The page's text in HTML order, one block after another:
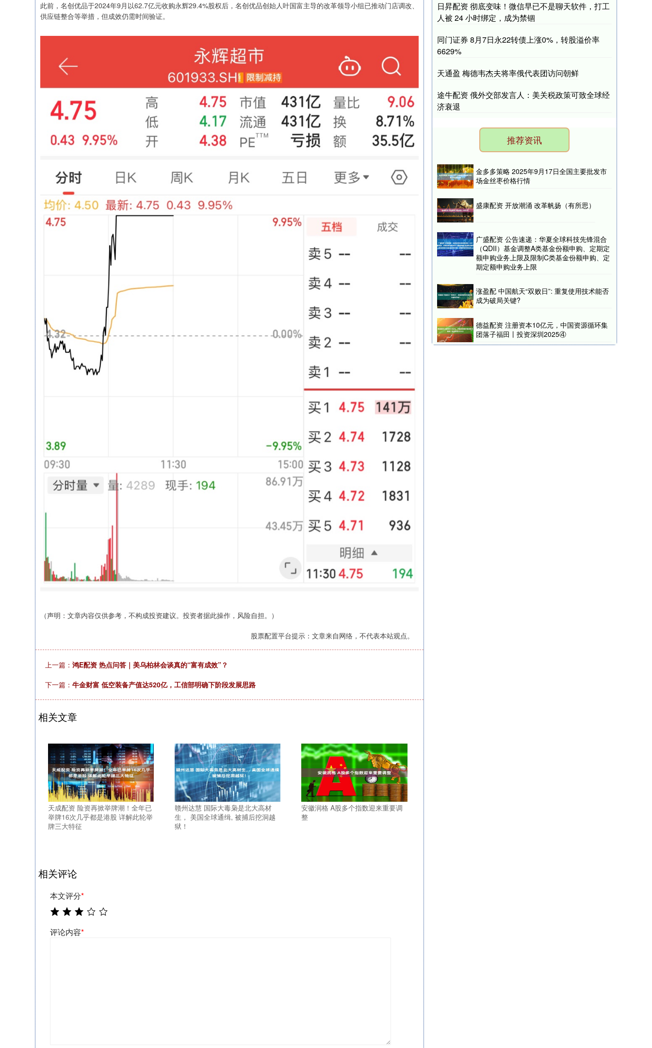
此前，名创优品于2024年9月以62.7亿元收购永辉29.4%股权后，名创优品创始人叶国富主导的改革领导小组已推动门店调改、
供应链整合等举措，但成效仍需时间验证。
（声明：文章内容仅供参考，不构成投资建议。投资者据此操作，风险自担。）
股票配置平台提示：文章来自网络，不代表本站观点。
上一篇： 鸿E配资 热点问答｜美乌柏林会谈真的“富有成效”？
下一篇： 牛金财富 低空装备产值达520亿，工信部明确下阶段发展思路
相关文章
天成配资 险资再掀举牌潮！全年已
举牌16次几乎都是港股 详解此轮举
牌三大特征
赣州达慧 国际大毒枭是北大高材
生， 美国全球通缉, 被捕后挖洞越
狱！
安徽润格 A股多个指数迎来重要调
整
相关评论
本文评分*
评论内容*
日昇配资 彻底变味！微信早已不是聊天软件，打工
人被 24 小时绑定，成为禁锢
同门证券 8月7日永22转债上涨0%，转股溢价率
6629%
天通盈 梅德韦杰夫将率俄代表团访问朝鲜
途牛配资 俄外交部发言人：美关税政策可致全球经
济衰退
推荐资讯
金多多策略 2025年9月17日全国主要批发市
场金丝枣价格行情
盛康配资 开放潮涌 改革帆扬（有所思）
广盛配资 公告速递：华夏全球科技先锋混合
（QDII）基金调整A类基金份额申购、定期定
额申购业务上限及限制C类基金份额申购、定
期定额申购业务上限
涨盈配 中国航天“双败日”: 重复使用技术能否
成为破局关键?
德益配资 注册资本10亿元，中国资源循环集
团落子福田丨投资深圳2025④